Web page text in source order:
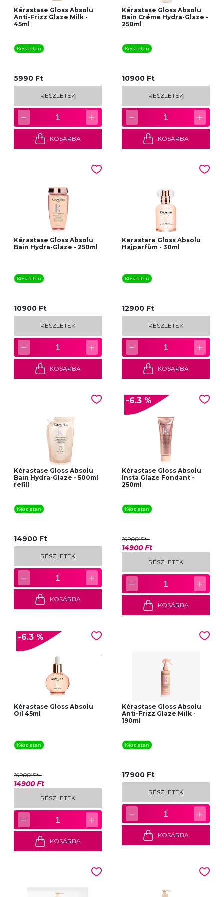
Kérastase Gloss Absolu
Anti-Frizz Glaze Milk -
45ml
Készleten
5990 Ft
RÉSZLETEK
− 1 +
KOSÁRBA
Kérastase Gloss Absolu
Bain Créme Hydra-Glaze -
250ml
Készleten
10900 Ft
RÉSZLETEK
− 1 +
KOSÁRBA
Kérastase Gloss Absolu
Bain Hydra-Glaze - 250ml
Készleten
10900 Ft
RÉSZLETEK
− 1 +
KOSÁRBA
Kerastare Gloss Absolu
Hajparfüm - 30ml
Készleten
12900 Ft
RÉSZLETEK
− 1 +
KOSÁRBA
Kérastase Gloss Absolu
Bain Hydra-Glaze - 500ml
refill
Készleten
14900 Ft
RÉSZLETEK
− 1 +
KOSÁRBA
-6.3 %
Kérastase Gloss Absolu
Insta Glaze Fondant -
250ml
Készleten
15900 Ft
14900 Ft
RÉSZLETEK
− 1 +
KOSÁRBA
-6.3 %
Kérastase Gloss Absolu
Oil 45ml
Készleten
15900 Ft
14900 Ft
RÉSZLETEK
− 1 +
KOSÁRBA
Kérastase Gloss Absolu
Anti-Frizz Glaze Milk -
190ml
Készleten
17900 Ft
RÉSZLETEK
− 1 +
KOSÁRBA